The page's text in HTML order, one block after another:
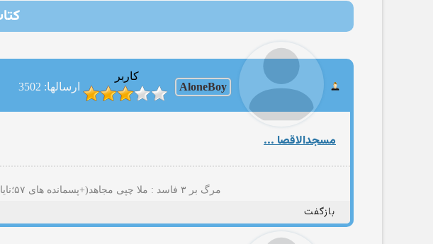
AloneBoy
کاربر
ارسالها: 3502
مسجدالاقصا ...
مرگ بر ۳ فاسد : ملا چپی مجاهد(+پسمانده های ۵۷؛نایاک؛مصومه قمی؛حامد مجاهدیون؛مهتدی کهنه تروریست تجزیه طلب و شرکا)
بازگفت